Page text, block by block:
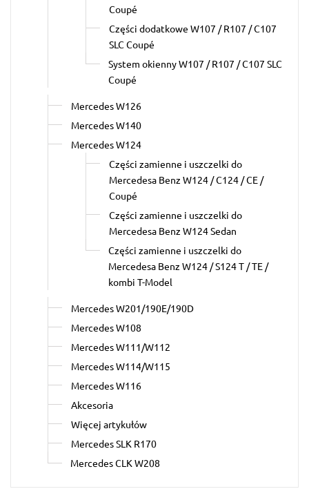
Coupé
Części dodatkowe W107 / R107 / C107
SLC Coupé
System okienny W107 / R107 / C107 SLC
Coupé
Mercedes W126
Mercedes W140
Mercedes W124
Części zamienne i uszczelki do
Mercedesa Benz W124 / C124 / CE /
Coupé
Części zamienne i uszczelki do
Mercedesa Benz W124 Sedan
Części zamienne i uszczelki do
Mercedesa Benz W124 / S124 T / TE /
kombi T-Model
Mercedes W201/190E/190D
Mercedes W108
Mercedes W111/W112
Mercedes W114/W115
Mercedes W116
Akcesoria
Więcej artykułów
Mercedes SLK R170
Mercedes CLK W208